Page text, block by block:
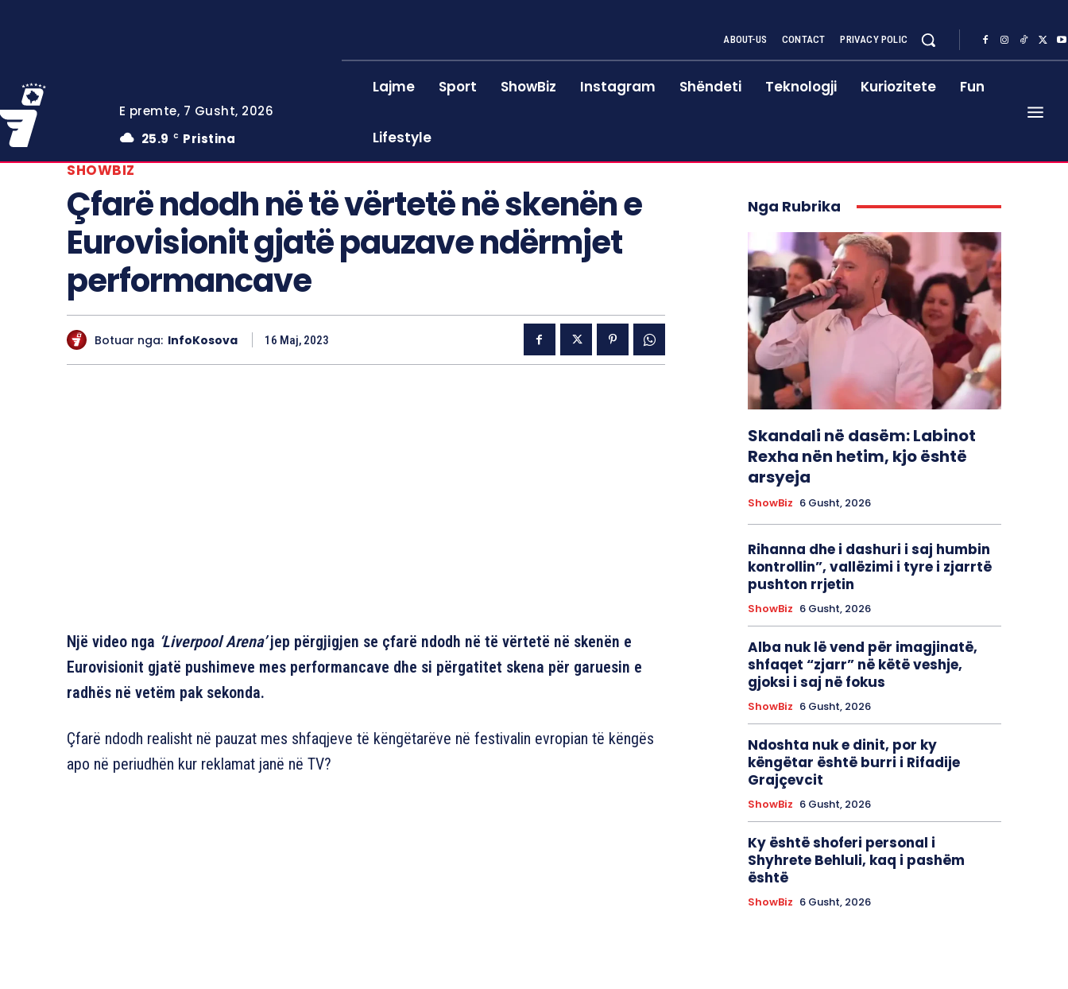
E premte, 7 Gusht, 2026
25.9
C Pristina
ABOUT-US CONTACT PRIVACY POLIC
Lajme Sport ShowBiz Instagram Shëndeti Teknologji Kuriozitete Fun
Lifestyle
SHOWBIZ
Çfarë ndodh në të vërtetë në skenën e
Eurovisionit gjatë pauzave ndërmjet
performancave
Botuar nga: InfoKosova 16 Maj, 2023
Një video nga ‘Liverpool Arena’jep përgjigjen se çfarë ndodh në të vërtetë në skenën e
Eurovisionit gjatë pushimeve mes performancave dhe si përgatitet skena për garuesin e
radhës në vetëm pak sekonda.
Çfarë ndodh realisht në pauzat mes shfaqjeve të këngëtarëve në festivalin evropian të këngës
apo në periudhën kur reklamat janë në TV?
Nga Rubrika
Skandali në dasëm: Labinot
Rexha nën hetim, kjo është
arsyeja
ShowBiz 6 Gusht, 2026
Rihanna dhe i dashuri i saj humbin
kontrollin”, vallëzimi i tyre i zjarrtë
pushton rrjetin
ShowBiz 6 Gusht, 2026
Alba nuk lë vend për imagjinatë,
shfaqet “zjarr” në këtë veshje,
gjoksi i saj në fokus
ShowBiz 6 Gusht, 2026
Ndoshta nuk e dinit, por ky
këngëtar është burri i Rifadije
Grajçevcit
ShowBiz 6 Gusht, 2026
Ky është shoferi personal i
Shyhrete Behluli, kaq i pashëm
është
ShowBiz 6 Gusht, 2026